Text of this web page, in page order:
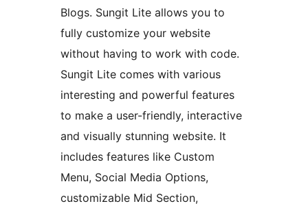
Blogs. Sungit Lite allows you to
fully customize your website
without having to work with code.
Sungit Lite comes with various
interesting and powerful features
to make a user-friendly, interactive
and visually stunning website. It
includes features like Custom
Menu, Social Media Options,
customizable Mid Section,